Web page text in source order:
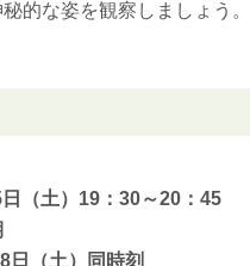
的な姿を観察しましょう。
（土）19：30～20：45
日（土）同時刻